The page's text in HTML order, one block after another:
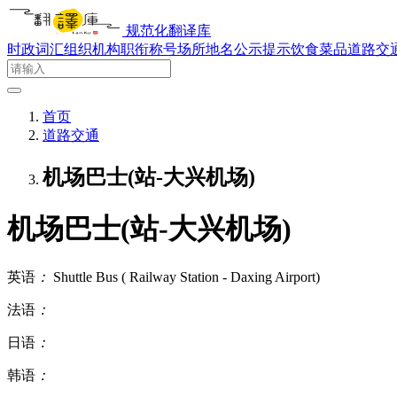
规范化翻译库
时政词汇组织机构职衔称号场所地名公示提示饮食菜品道路交
首页
道路交通
机场巴士(站-大兴机场)
机场巴士(站-大兴机场)
英语 ： Shuttle Bus ( Railway Station - Daxing Airport)
法语 ：
日语 ：
韩语 ：